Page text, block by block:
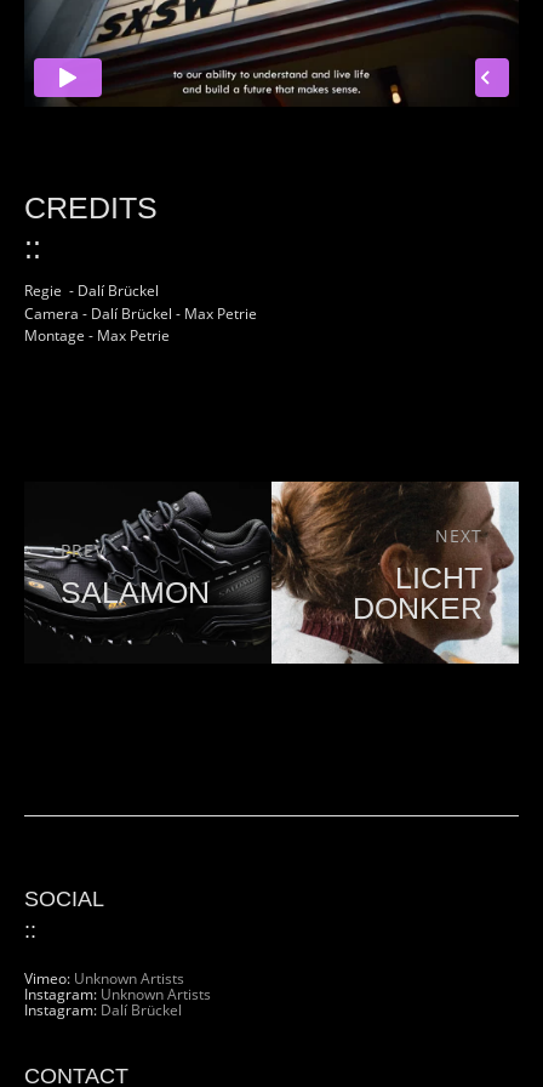
CREDITS
::
Regie - Dalí Brückel
Camera - Dalí Brückel - Max Petrie
Montage - Max Petrie
PREV
SALAMON
NEXT
LICHT
DONKER
SOCIAL
::
Vimeo: Unknown Artists
Instagram: Unknown Artists
Instagram: Dalí Brückel
CONTACT